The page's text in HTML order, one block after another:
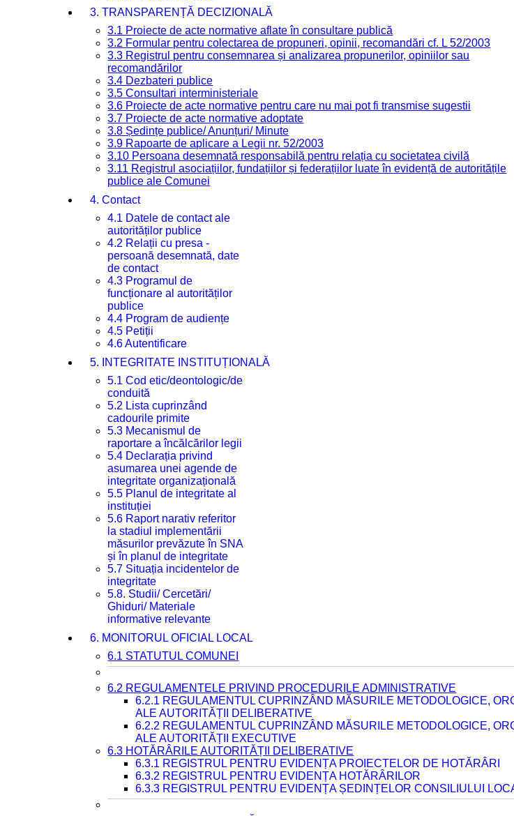
3. TRANSPARENȚĂ DECIZIONALĂ
3.1 Proiecte de acte normative aflate în consultare publică
3.2 Formular pentru colectarea de propuneri, opinii, recomandări cf. L 52/2003
3.3 Registrul pentru consemnarea și analizarea propunerilor, opiniilor sau
recomandărilor
3.4 Dezbateri publice
3.5 Consultari interministeriale
3.6 Proiecte de acte normative pentru care nu mai pot fi transmise sugestii
3.7 Proiecte de acte normative adoptate
3.8 Ședințe publice/ Anunțuri/ Minute
3.9 Rapoarte de aplicare a Legii nr. 52/2003
3.10 Persoana desemnată responsabilă pentru relația cu societatea civilă
3.11 Registrul asociațiilor, fundațiilor și federațiilor luate în evidență de autoritățile
publice ale Comunei
4. Contact
4.1 Datele de contact ale
autorităților publice
4.2 Relații cu presa -
persoană desemnată, date
de contact
4.3 Programul de
funcționare al autorităților
publice
4.4 Program de audiențe
4.5 Petiții
4.6 Autentificare
5. INTEGRITATE INSTITUȚIONALĂ
5.1 Cod etic/deontologic/de
conduită
5.2 Lista cuprinzând
cadourile primite
5.3 Mecanismul de
raportare a încălcărilor legii
5.4 Declarația privind
asumarea unei agende de
integritate organizațională
5.5 Planul de integritate al
instituției
5.6 Raport narativ referitor
la stadiul implementării
măsurilor prevăzute în SNA
și în planul de integritate
5.7 Situația incidentelor de
integritate
5.8. Studii/ Cercetări/
Ghiduri/ Materiale
informative relevante
6. MONITORUL OFICIAL LOCAL
6.1 STATUTUL COMUNEI
6.2 REGULAMENTELE PRIVIND PROCEDURILE ADMINISTRATIVE
6.2.1 REGULAMENTUL CUPRINZÂND MĂSURILE METODOLOGICE,
ALE AUTORITĂȚII DELIBERATIVE
6.2.2 REGULAMENTUL CUPRINZÂND MĂSURILE METODOLOGICE,
ALE AUTORITĂȚII EXECUTIVE
6.3 HOTĂRÂRILE AUTORITĂȚII DELIBERATIVE
6.3.1 REGISTRUL PENTRU EVIDENȚA PROIECTELOR DE HOTĂRÂRI
6.3.2 REGISTRUL PENTRU EVIDENȚA HOTĂRÂRILOR
6.3.3 REGISTRUL PENTRU EVIDENȚA ȘEDINȚELOR CONSILIULUI